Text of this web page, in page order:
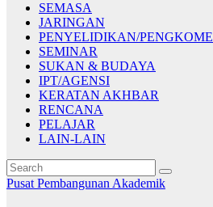
SEMASA
JARINGAN
PENYELIDIKAN/
SEMINAR
SUKAN & BUDAYA
IPT/AGENSI
KERATAN AKHBAR
RENCANA
PELAJAR
LAIN-LAIN
Pusat Pembangunan Akademik